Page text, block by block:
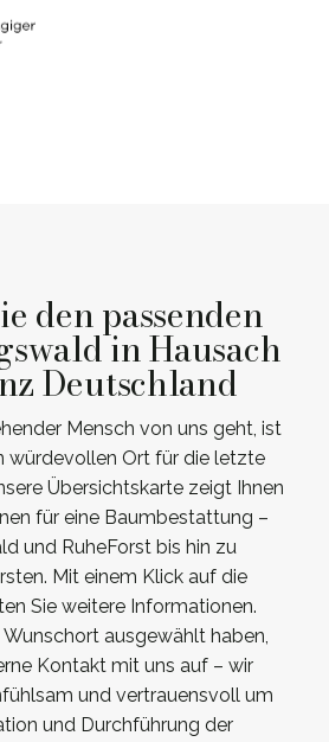
den passenden
in Hausach
Deutschland
Mensch von uns geht, ist
würdevollen Ort für die letzte
Übersichtskarte zeigt Ihnen
für eine Baumbestattung –
und RuheForst bis hin zu
Mit einem Klick auf die
Sie weitere Informationen.
Wunschort ausgewählt haben,
Kontakt mit uns auf – wir
und vertrauensvoll um
und Durchführung der